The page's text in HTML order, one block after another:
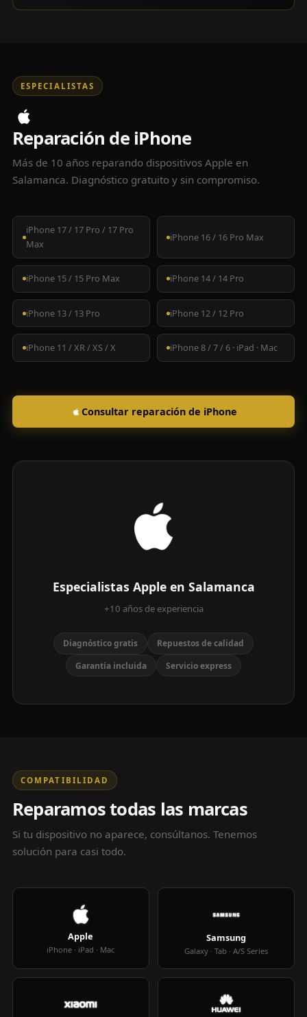
ESPECIALISTAS
Reparación de iPhone
Más de 10 años reparando dispositivos Apple en
Salamanca. Diagnóstico gratuito y sin compromiso.
iPhone 17 / 17 Pro / 17 Pro
Max
iPhone 16 / 16 Pro Max
iPhone 15 / 15 Pro Max iPhone 14 / 14 Pro
iPhone 13 / 13 Pro iPhone 12 / 12 Pro
iPhone 11 / XR / XS / X iPhone 8 / 7 / 6 · iPad · Mac
Consultar reparación de iPhone
Especialistas Apple en Salamanca
+10 años de experiencia
Diagnóstico gratis
Repuestos de calidad
Garantía incluida
Servicio express
COMPATIBILIDAD
Reparamos todas las marcas
Si tu dispositivo no aparece, consúltanos. Tenemos
solución para casi todo.
Apple
iPhone · iPad · Mac
Samsung
Galaxy · Tab · A/S Series